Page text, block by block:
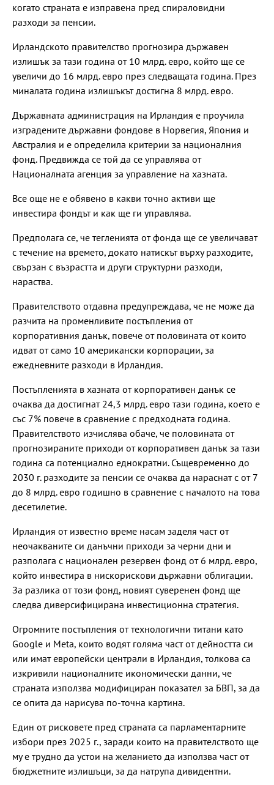
когато страната е изправена пред спираловидни
разходи за пенсии.
Ирландското правителство прогнозира държавен
излишък за тази година от 10 млрд. евро, който ще се
увеличи до 16 млрд. евро през следващата година. През
миналата година излишъкът достигна 8 млрд. евро.
Държавната администрация на Ирландия е проучила
изградените държавни фондове в Норвегия, Япония и
Австралия и е определила критерии за националния
фонд. Предвижда се той да се управлява от
Националната агенция за управление на хазната.
Все още не е обявено в какви точно активи ще
инвестира фондът и как ще ги управлява.
Предполага се, че тегленията от фонда ще се увеличават
с течение на времето, докато натискът върху разходите,
свързан с възрастта и други структурни разходи,
нараства.
Правителството отдавна предупреждава, че не може да
разчита на променливите постъпления от
корпоративния данък, повече от половината от които
идват от само 10 американски корпорации, за
ежедневните разходи в Ирландия.
Постъпленията в хазната от корпоративен данък се
очаква да достигнат 24,3 млрд. евро тази година, което е
със 7% повече в сравнение с предходната година.
Правителството изчислява обаче, че половината от
прогнозираните приходи от корпоративен данък за тази
година са потенциално еднократни. Същевременно до
2030 г. разходите за пенсии се очаква да нараснат с от 7
до 8 млрд. евро годишно в сравнение с началото на това
десетилетие.
Ирландия от известно време насам заделя част от
неочакваните си данъчни приходи за черни дни и
разполага с национален резервен фонд от 6 млрд. евро,
който инвестира в нискорискови държавни облигации.
За разлика от този фонд, новият суверенен фонд ще
следва диверсифицирана инвестиционна стратегия.
Огромните постъпления от технологични титани като
Google и Meta, които водят голяма част от дейността си
или имат европейски централи в Ирландия, толкова са
изкривили националните икономически данни, че
страната използва модифициран показател за БВП, за да
се опита да нарисува по-точна картина.
Един от рисковете пред страната са парламентарните
избори през 2025 г., заради които на правителството ще
му е трудно да устои на желанието да използва част от
бюджетните излишъци, за да натрупа дивидентни.